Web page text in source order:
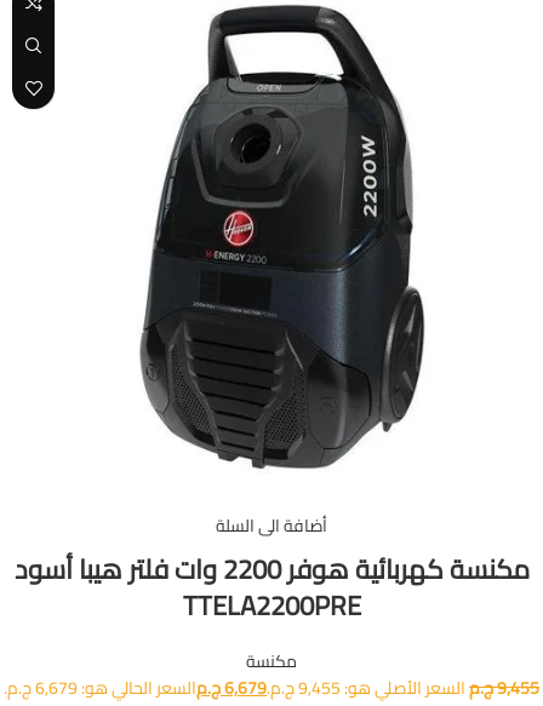
أضافة الى السلة
مكنسة كهربائية هوفر 2200 وات فلتر هيبا أسود
TTELA2200PRE
مكنسة
9,455ج.مالسعر الأصلي هو: 9,455 ج.م. 6,679ج.مالسعر الحالي هو: 6,679 ج.م.